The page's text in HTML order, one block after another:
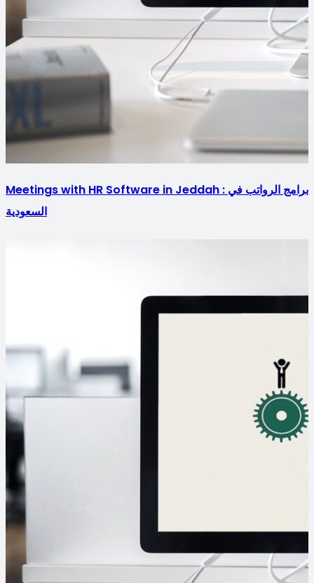
Meetings with HR Software in Jeddah : برامج الرواتب في
السعودية